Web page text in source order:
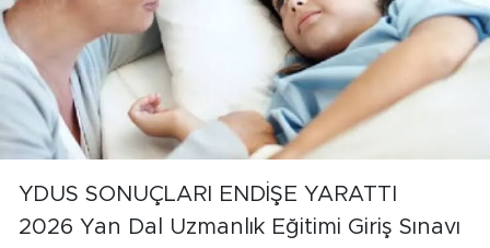
YDUS SONUÇLARI ENDİŞE YARATTI
2026 Yan Dal Uzmanlık Eğitimi Giriş Sınavı